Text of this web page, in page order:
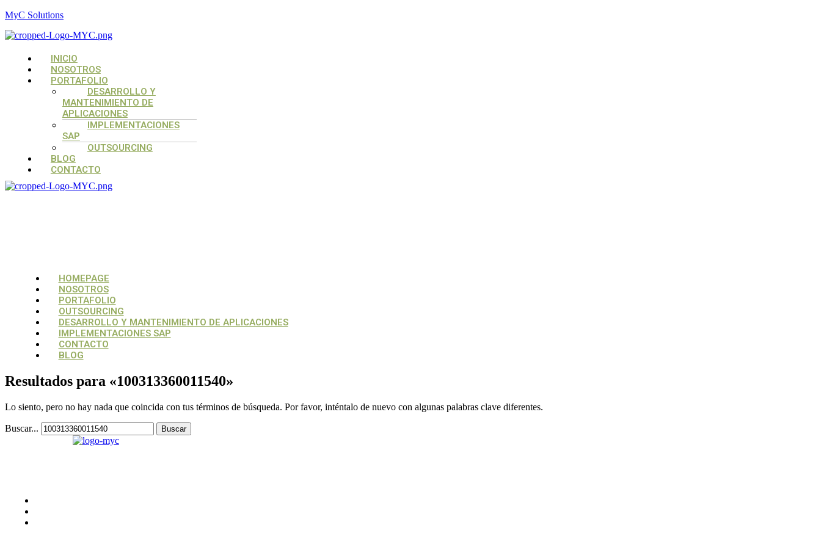
MyC Solutions
Menú
INICIO
NOSOTROS
PORTAFOLIO
DESARROLLO Y
MANTENIMIENTO DE
APLICACIONES
IMPLEMENTACIONES
SAP
OUTSOURCING
BLOG
CONTACTO
Menú
Menú
Menú
HOMEPAGE
NOSOTROS
PORTAFOLIO
OUTSOURCING
DESARROLLO Y MANTENIMIENTO DE APLICACIONES
IMPLEMENTACIONES SAP
CONTACTO
BLOG
Resultados para «100313360011540»
Lo siento, pero no hay nada que coincida con tus términos de búsqueda. Por favor, inténtalo de nuevo con algunas palabras clave diferentes.
Buscar...
Su aliado estratégico, para estructurar y